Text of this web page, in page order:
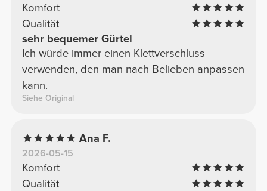
Komfort
Qualität
sehr bequemer Gürtel
Ich würde immer einen Klettverschluss
verwenden, den man nach Belieben anpassen
kann.
Siehe Original
Ana F.
2026-05-15
Komfort
Qualität